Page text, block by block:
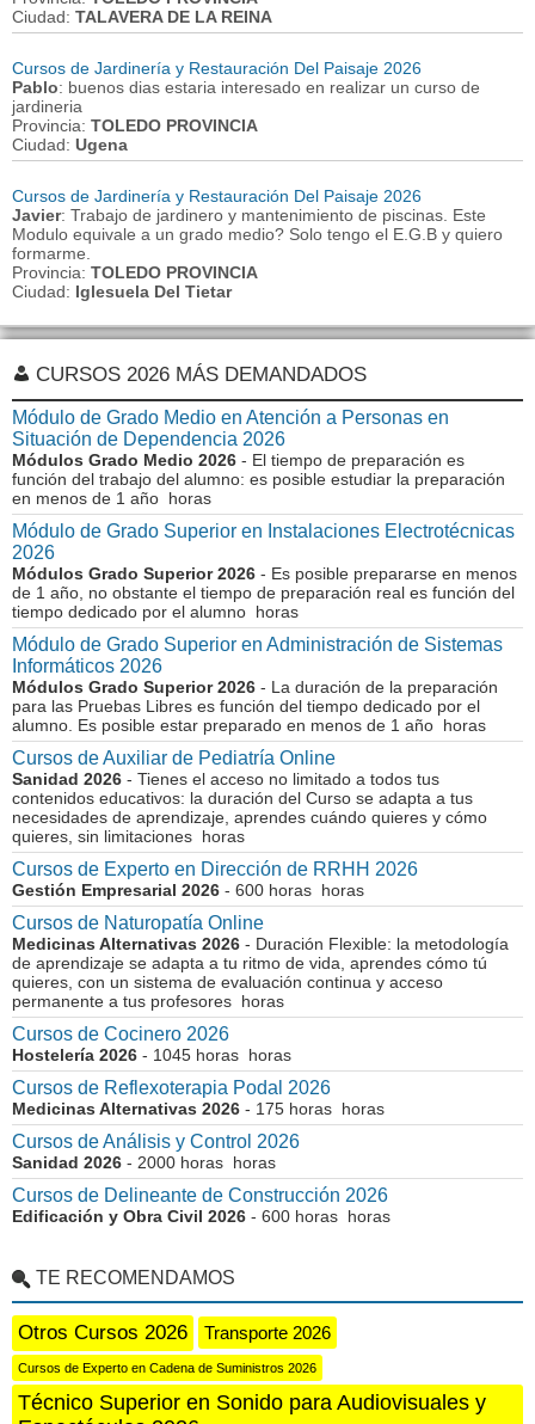
Ciudad: TALAVERA DE LA REINA
Cursos de Jardinería y Restauración Del Paisaje 2026
Pablo: buenos dias estaria interesado en realizar un curso de
jardineria
Provincia: TOLEDO PROVINCIA
Ciudad: Ugena
Cursos de Jardinería y Restauración Del Paisaje 2026
Javier: Trabajo de jardinero y mantenimiento de piscinas. Este
Modulo equivale a un grado medio? Solo tengo el E.G.B y quiero
formarme.
Provincia: TOLEDO PROVINCIA
Ciudad: Iglesuela Del Tietar
CURSOS 2026 MÁS DEMANDADOS
Módulo de Grado Medio en Atención a Personas en
Situación de Dependencia 2026
Módulos Grado Medio 2026 - El tiempo de preparación es
función del trabajo del alumno: es posible estudiar la preparación
en menos de 1 año horas
Módulo de Grado Superior en Instalaciones Electrotécnicas
2026
Módulos Grado Superior 2026 - Es posible prepararse en menos
de 1 año, no obstante el tiempo de preparación real es función del
tiempo dedicado por el alumno horas
Módulo de Grado Superior en Administración de Sistemas
Informáticos 2026
Módulos Grado Superior 2026 - La duración de la preparación
para las Pruebas Libres es función del tiempo dedicado por el
alumno. Es posible estar preparado en menos de 1 año horas
Cursos de Auxiliar de Pediatría Online
Sanidad 2026 - Tienes el acceso no limitado a todos tus
contenidos educativos: la duración del Curso se adapta a tus
necesidades de aprendizaje, aprendes cuándo quieres y cómo
quieres, sin limitaciones horas
Cursos de Experto en Dirección de RRHH 2026
Gestión Empresarial 2026 - 600 horas horas
Cursos de Naturopatía Online
Medicinas Alternativas 2026 - Duración Flexible: la metodología
de aprendizaje se adapta a tu ritmo de vida, aprendes cómo tú
quieres, con un sistema de evaluación continua y acceso
permanente a tus profesores horas
Cursos de Cocinero 2026
Hostelería 2026 - 1045 horas horas
Cursos de Reflexoterapia Podal 2026
Medicinas Alternativas 2026 - 175 horas horas
Cursos de Análisis y Control 2026
Sanidad 2026 - 2000 horas horas
Cursos de Delineante de Construcción 2026
Edificación y Obra Civil 2026 - 600 horas horas
TE RECOMENDAMOS
Otros Cursos 2026 Transporte 2026
Cursos de Experto en Cadena de Suministros 2026
Técnico Superior en Sonido para Audiovisuales y